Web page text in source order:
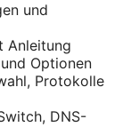
und
Anleitung
Optionen
Protokolle
DNS-